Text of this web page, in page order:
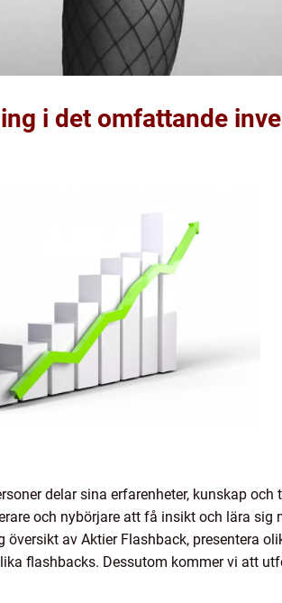
i det omfattande
delar sina erfarenheter, kunskap och
och nybörjare att få insikt och lära sig
av Aktier Flashback, presentera
flashbacks. Dessutom kommer vi att